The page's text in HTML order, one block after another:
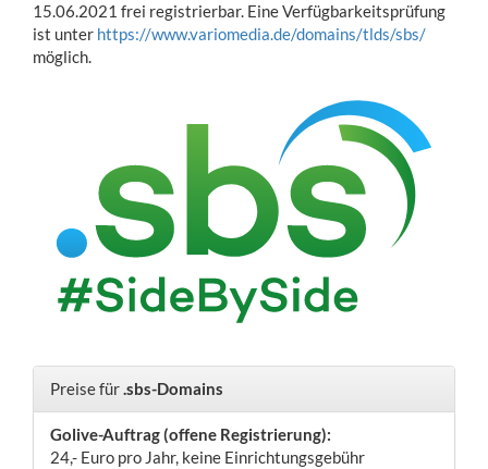
15.06.2021 frei registrierbar. Eine Verfügbarkeitsprüfung
ist unter https://www.variomedia.de/domains/tlds/sbs/
möglich.
Preise für.sbs-Domains
Golive-Auftrag (offene Registrierung):
24,- Euro pro Jahr, keine Einrichtungsgebühr